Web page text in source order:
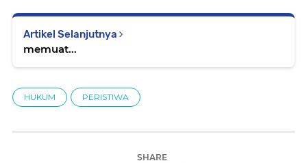
Artikel Selanjutnya
memuat...
HUKUM PERISTIWA
SHARE